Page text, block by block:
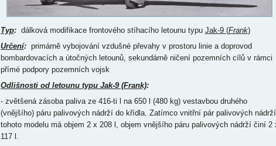
Typ:dálková modifikace frontového stíhacího letounu typu Jak-9 (Frank)
Určení:primárně vybojování vzdušné převahy v prostoru linie a doprovod
bombardovacích a útočných letounů, sekundárně ničení pozemních cílů v rámci
přímé podpory pozemních vojsk
Odlišnosti od letounu typu Jak-9 (Frank):
- zvětšená zásoba paliva ze 416-ti l na 650 l (480 kg) vestavbou druhého
(vnějšího) páru palivových nádrží do křídla. Zatímco vnitřní pár palivových nádrží
tohoto modelu má objem 2 x 208 l, objem vnějšího páru palivových nádrží činí 2
117 l.